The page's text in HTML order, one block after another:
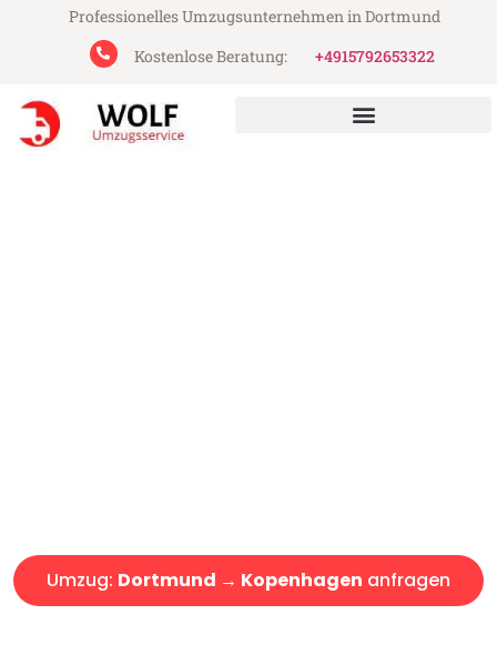
Professionelles Umzugsunternehmen in Dortmund
Kostenlose Beratung:
+4915792653322
Umzug: Dortmund → Kopenhagen anfragen